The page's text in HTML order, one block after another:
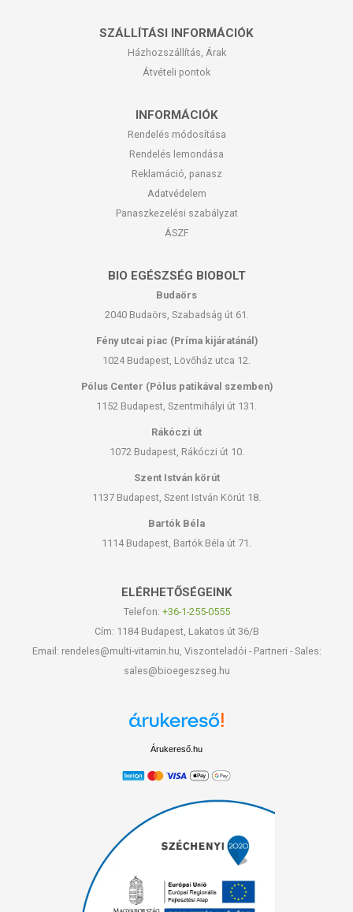
SZÁLLÍTÁSI INFORMÁCIÓK
Házhozszállítás, Árak
Átvételi pontok
INFORMÁCIÓK
Rendelés módosítása
Rendelés lemondása
Reklamáció, panasz
Adatvédelem
Panaszkezelési szabályzat
ÁSZF
BIO EGÉSZSÉG BIOBOLT
Budaörs
2040 Budaörs, Szabadság út 61.
Fény utcai piac (Príma kijáratánál)
1024 Budapest, Lövőház utca 12.
Pólus Center (Pólus patikával szemben)
1152 Budapest, Szentmihályi út 131.
Rákóczi út
1072 Budapest, Rákóczi út 10.
Szent István körút
1137 Budapest, Szent István Körút 18.
Bartók Béla
1114 Budapest, Bartók Béla út 71.
ELÉRHETŐSÉGEINK
Telefon: +36-1-255-0555
Cím: 1184 Budapest, Lakatos út 36/B
Email: rendeles@multi-vitamin.hu, Viszonteladói - Partneri - Sales:
sales@bioegeszseg.hu
Árukereső.hu